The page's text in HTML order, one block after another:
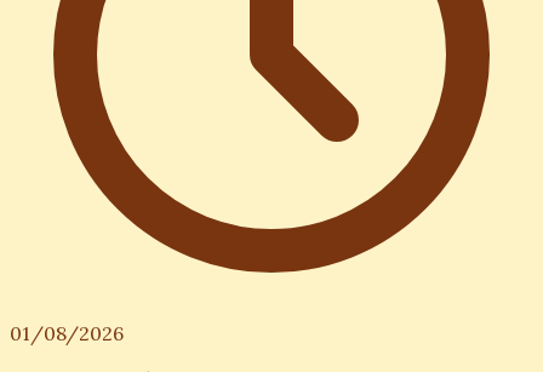
01/08/2026